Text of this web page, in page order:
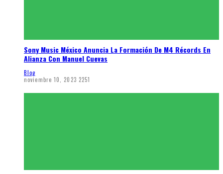
Sony Music México Anuncia La Formación De M4 Récords En
Alianza Con Manuel Cuevas
Blog
noviembre 10, 2023 2251